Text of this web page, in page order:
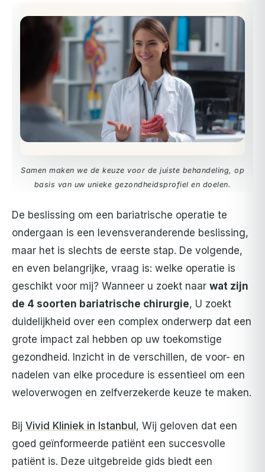
Samen maken we de keuze voor de juiste behandeling, op
basis van uw unieke gezondheidsprofiel en doelen.
De beslissing om een bariatrische operatie te
ondergaan is een levensveranderende beslissing,
maar het is slechts de eerste stap. De volgende,
en even belangrijke, vraag is: welke operatie is
geschikt voor mij? Wanneer u zoekt naar wat zijn
de 4 soorten bariatrische chirurgie, U zoekt
duidelijkheid over een complex onderwerp dat een
grote impact zal hebben op uw toekomstige
gezondheid. Inzicht in de verschillen, de voor- en
nadelen van elke procedure is essentieel om een
weloverwogen en zelfverzekerde keuze te maken.
Bij Vivid Kliniek in Istanbul, Wij geloven dat een
goed geïnformeerde patiënt een succesvolle
patiënt is. Deze uitgebreide gids biedt een